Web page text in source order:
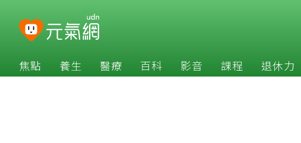
焦點 養生 醫療 百科 影音 課程 退休力